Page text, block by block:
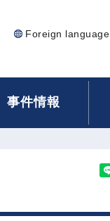
Foreign language
事件情報